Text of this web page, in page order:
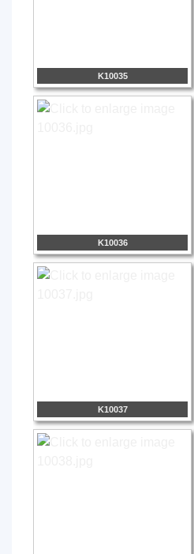
K10035
K10036
K10037